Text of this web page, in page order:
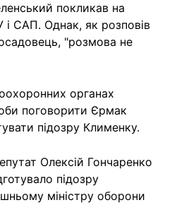
покликав на
і САП. Однак, як розповів
"розмова не
органах
поговорити Єрмак
підозру Клименку.
Олексій Гончаренко
підозру
міністру оборони